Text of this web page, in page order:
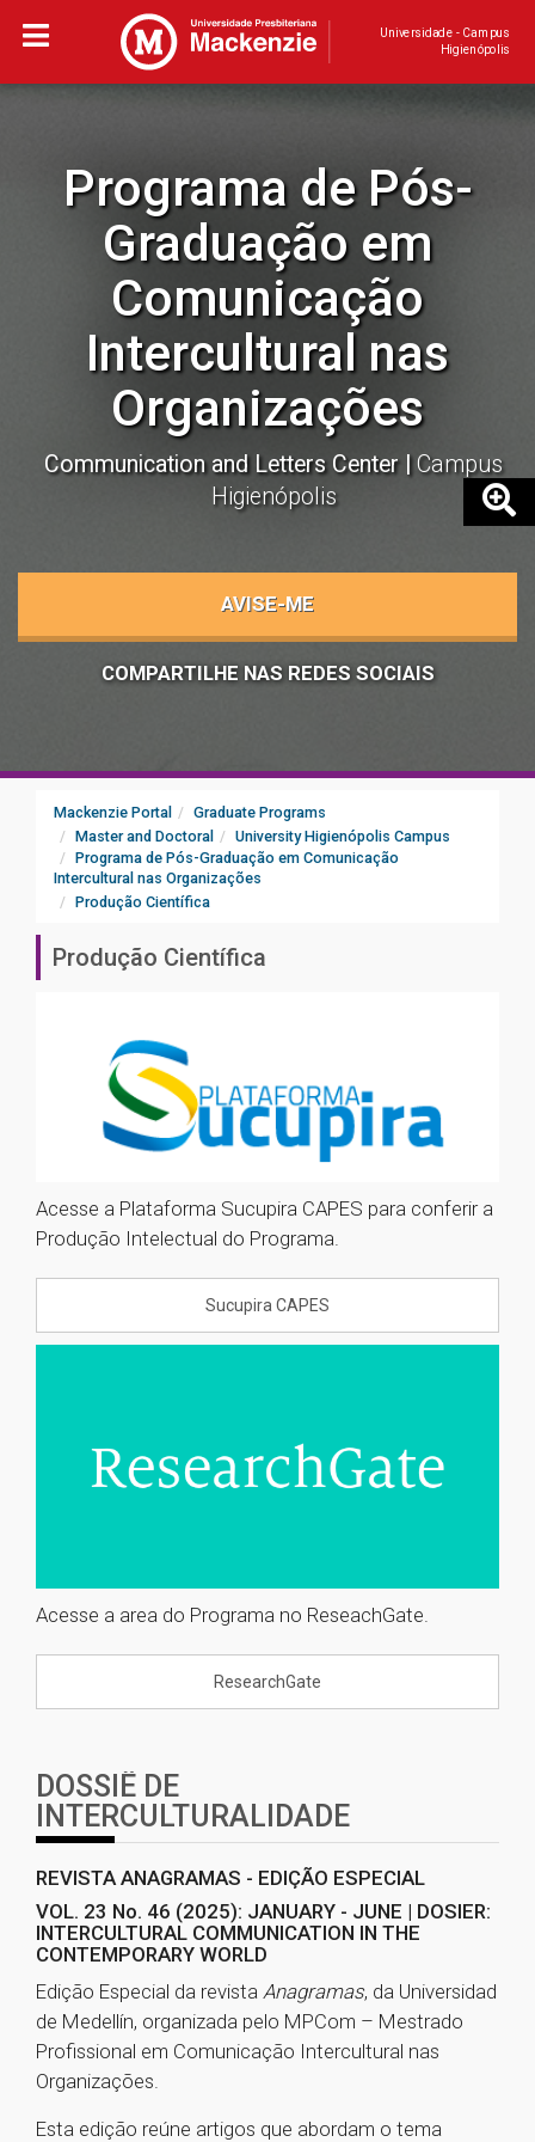
Universidade - Campus
Higienópolis
Programa de Pós-
Graduação em
Comunicação
Intercultural nas
Organizações
Communication and Letters Center
Campus
Higienópolis
AVISE-ME
COMPARTILHE NAS REDES SOCIAIS
Mackenzie Portal
Graduate Programs
Master and Doctoral
University Higienópolis Campus
Programa de Pós-Graduação em Comunicação
Intercultural nas Organizações
Produção Científica
Produção Científica
Acesse a Plataforma Sucupira CAPES para conferir a
Produção Intelectual do Programa.
Sucupira CAPES
Acesse a area do Programa no ReseachGate.
ResearchGate
DOSSIÊ DE
INTERCULTURALIDADE
REVISTA ANAGRAMAS - EDIÇÃO ESPECIAL
VOL. 23 No. 46 (2025): JANUARY - JUNE | DOSIER:
INTERCULTURAL COMMUNICATION IN THE
CONTEMPORARY WORLD
Edição Especial da revista Anagramas, da Universidad
de Medellín, organizada pelo MPCom – Mestrado
Profissional em Comunicação Intercultural nas
Organizações.
Esta edição reúne artigos que abordam o tema